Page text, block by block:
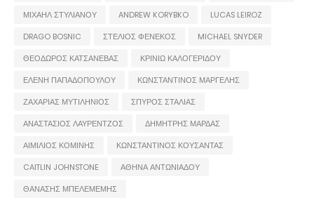
ΜΙΧΑΗΛ ΣΤΥΛΙΑΝΟΥ
ANDREW KORYBKO
LUCAS LEIROZ
DRAGO BOSNIC
ΣΤΕΛΙΟΣ ΦΕΝΕΚΟΣ
MICHAEL SNYDER
ΘΕΟΔΩΡΟΣ ΚΑΤΣΑΝΕΒΑΣ
ΚΡΙΝΙΩ ΚΑΛΟΓΕΡΙΔΟΥ
ΕΛΕΝΗ ΠΑΠΑΔΟΠΟΥΛΟΥ
ΚΩΝΣΤΑΝΤΙΝΟΣ ΜΑΡΓΕΛΗΣ
ΖΑΧΑΡΙΑΣ ΜΥΤΙΛΗΝΙΟΣ
ΣΠΥΡΟΣ ΣΤΑΛΙΑΣ
ΑΝΑΣΤΑΣΙΟΣ ΛΑΥΡΕΝΤΖΟΣ
ΔΗΜΗΤΡΗΣ ΜΑΡΔΑΣ
ΑΙΜΙΛΙΟΣ ΚΟΜΙΝΗΣ
ΚΩΝΣΤΑΝΤΙΝΟΣ ΚΟΥΣΑΝΤΑΣ
CAITLIN JOHNSTONE
ΑΘΗΝΑ ΑΝΤΩΝΙΑΔΟΥ
ΘΑΝΑΣΗΣ ΜΠΕΛΕΜΕΜΗΣ